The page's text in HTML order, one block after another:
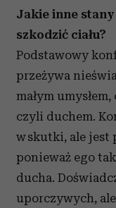
Jakie inne stany
szkodzić ciału?
Podstawowy
przeżywa
małym
czyli duchem.
w skutki, ale jest
ponieważ ego
ducha.
uporczywych,